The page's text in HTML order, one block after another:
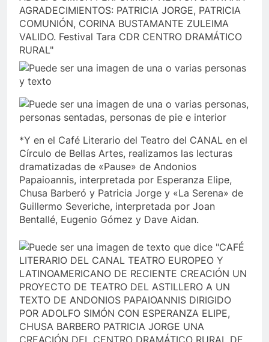
*Y en el Café Literario del Teatro del CANAL en el
Círculo de Bellas Artes, realizamos las lecturas
dramatizadas de «Pause» de Andonios
Papaioannis, interpretada por Esperanza Elipe,
Chusa Barberó y Patricia Jorge y «La Serena» de
Guillermo Severiche, interpretada por Joan
Bentallé, Eugenio Gómez y Dave Aidan.